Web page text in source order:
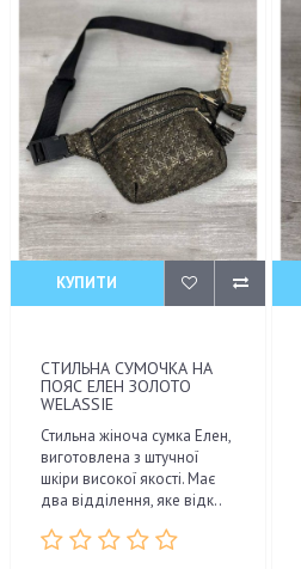
КУПИТИ
СТИЛЬНА СУМОЧКА НА
ПОЯС ЕЛЕН ЗОЛОТО
WELASSIE
Стильна жіноча сумка Елен,
виготовлена з штучної
шкіри високої якості. Має
два відділення, яке відк..